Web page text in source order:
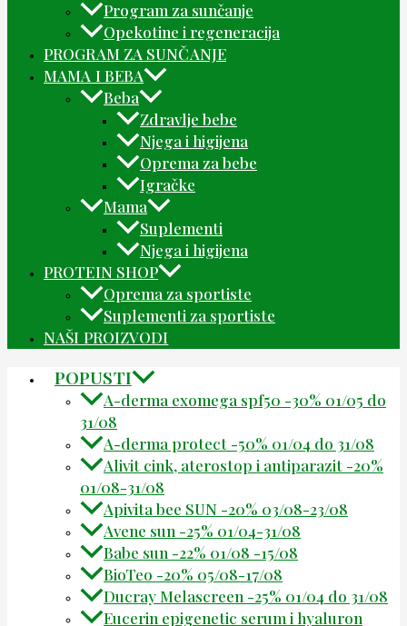
Program za sunčanje
Opekotine i regeneracija
PROGRAM ZA SUNČANJE
MAMA I BEBA
Beba
Zdravlje bebe
Njega i higijena
Oprema za bebe
Igračke
Mama
Suplementi
Njega i higijena
PROTEIN SHOP
Oprema za sportiste
Suplementi za sportiste
NAŠI PROIZVODI
POPUSTI
A-derma exomega spf50 -30% 01/05 do
31/08
A-derma protect -50% 01/04 do 31/08
Alivit cink, aterostop i antiparazit -20%
01/08-31/08
Apivita bee SUN -20% 03/08-23/08
Avene sun -25% 01/04-31/08
Babe sun -22% 01/08 -15/08
BioTeo -20% 05/08-17/08
Ducray Melascreen -25% 01/04 do 31/08
Eucerin epigenetic serum i hyaluron